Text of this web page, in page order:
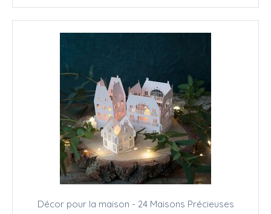
Décor pour la maison - 24 Maisons Précieuses